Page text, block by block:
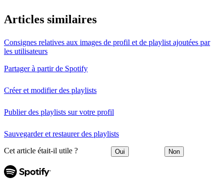
Articles similaires
Consignes relatives aux images de profil et de playlist ajoutées par
les utilisateurs
Partager à partir de Spotify
Créer et modifier des playlists
Publier des playlists sur votre profil
Sauvegarder et restaurer des playlists
Cet article était-il utile ? Oui Non